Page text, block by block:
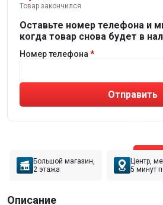
Товар закончился
Оставьте номер телефона и
когда товар снова будет в
Номер телефона
Отправить
Большой магазин,
2 этажа
Центр,
5 минут
Описание